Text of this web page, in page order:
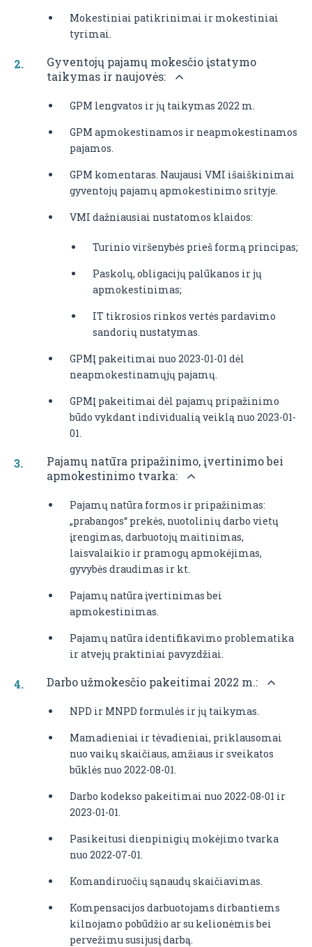
Mokestiniai patikrinimai ir mokestiniai
tyrimai.
Gyventojų pajamų mokesčio įstatymo
taikymas ir naujovės:
GPM lengvatos ir jų taikymas 2022 m.
GPM apmokestinamos ir neapmokestinamos
pajamos.
GPM komentaras. Naujausi VMI išaiškinimai
gyventojų pajamų apmokestinimo srityje.
VMI dažniausiai nustatomos klaidos:
Turinio viršenybės prieš formą principas;
Paskolų, obligacijų palūkanos ir jų
apmokestinimas;
IT tikrosios rinkos vertės pardavimo
sandorių nustatymas.
GPMĮ pakeitimai nuo 2023-01-01 dėl
neapmokestinamųjų pajamų.
GPMĮ pakeitimai dėl pajamų pripažinimo
būdo vykdant individualią veiklą nuo 2023-01-
01.
Pajamų natūra pripažinimo, įvertinimo bei
apmokestinimo tvarka:
Pajamų natūra formos ir pripažinimas:
„prabangos“ prekės, nuotolinių darbo vietų
įrengimas, darbuotojų maitinimas,
laisvalaikio ir pramogų apmokėjimas,
gyvybės draudimas ir kt.
Pajamų natūra įvertinimas bei
apmokestinimas.
Pajamų natūra identifikavimo problematika
ir atvejų praktiniai pavyzdžiai.
Darbo užmokesčio pakeitimai 2022 m.:
NPD ir MNPD formulės ir jų taikymas.
Mamadieniai ir tėvadieniai, priklausomai
nuo vaikų skaičiaus, amžiaus ir sveikatos
būklės nuo 2022-08-01.
Darbo kodekso pakeitimai nuo 2022-08-01 ir
2023-01-01.
Pasikeitusi dienpinigių mokėjimo tvarka
nuo 2022-07-01.
Komandiruočių sąnaudų skaičiavimas.
Kompensacijos darbuotojams dirbantiems
kilnojamo pobūdžio ar su kelionėmis bei
pervežimu susijusį darbą.